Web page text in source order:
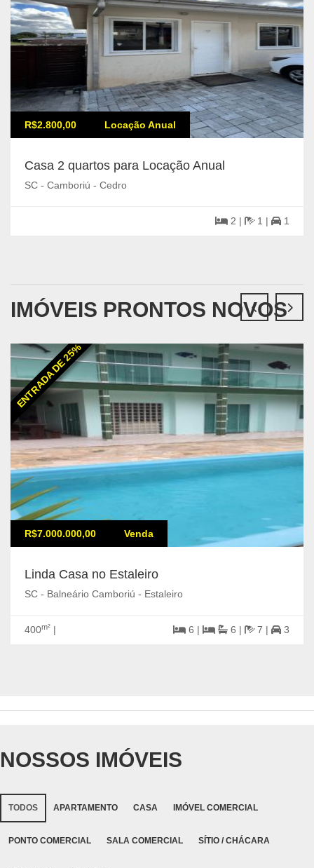
R$2.800,00 Locação Anual
Casa 2 quartos para Locação Anual
SC - Camboriú - Cedro
2 | 1 | 1
IMÓVEIS PRONTOS NOVOS
ENTRADA DE 25%
R$7.000.000,00 Venda
Linda Casa no Estaleiro
SC - Balneário Camboriú - Estaleiro
400m² | 6 | 6 | 7 | 3
NOSSOS IMÓVEIS
TODOS APARTAMENTO CASA IMÓVEL COMERCIAL
PONTO COMERCIAL SALA COMERCIAL SÍTIO / CHÁCARA